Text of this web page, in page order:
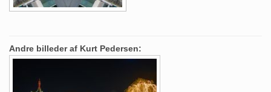
Andre billeder af Kurt Pedersen: